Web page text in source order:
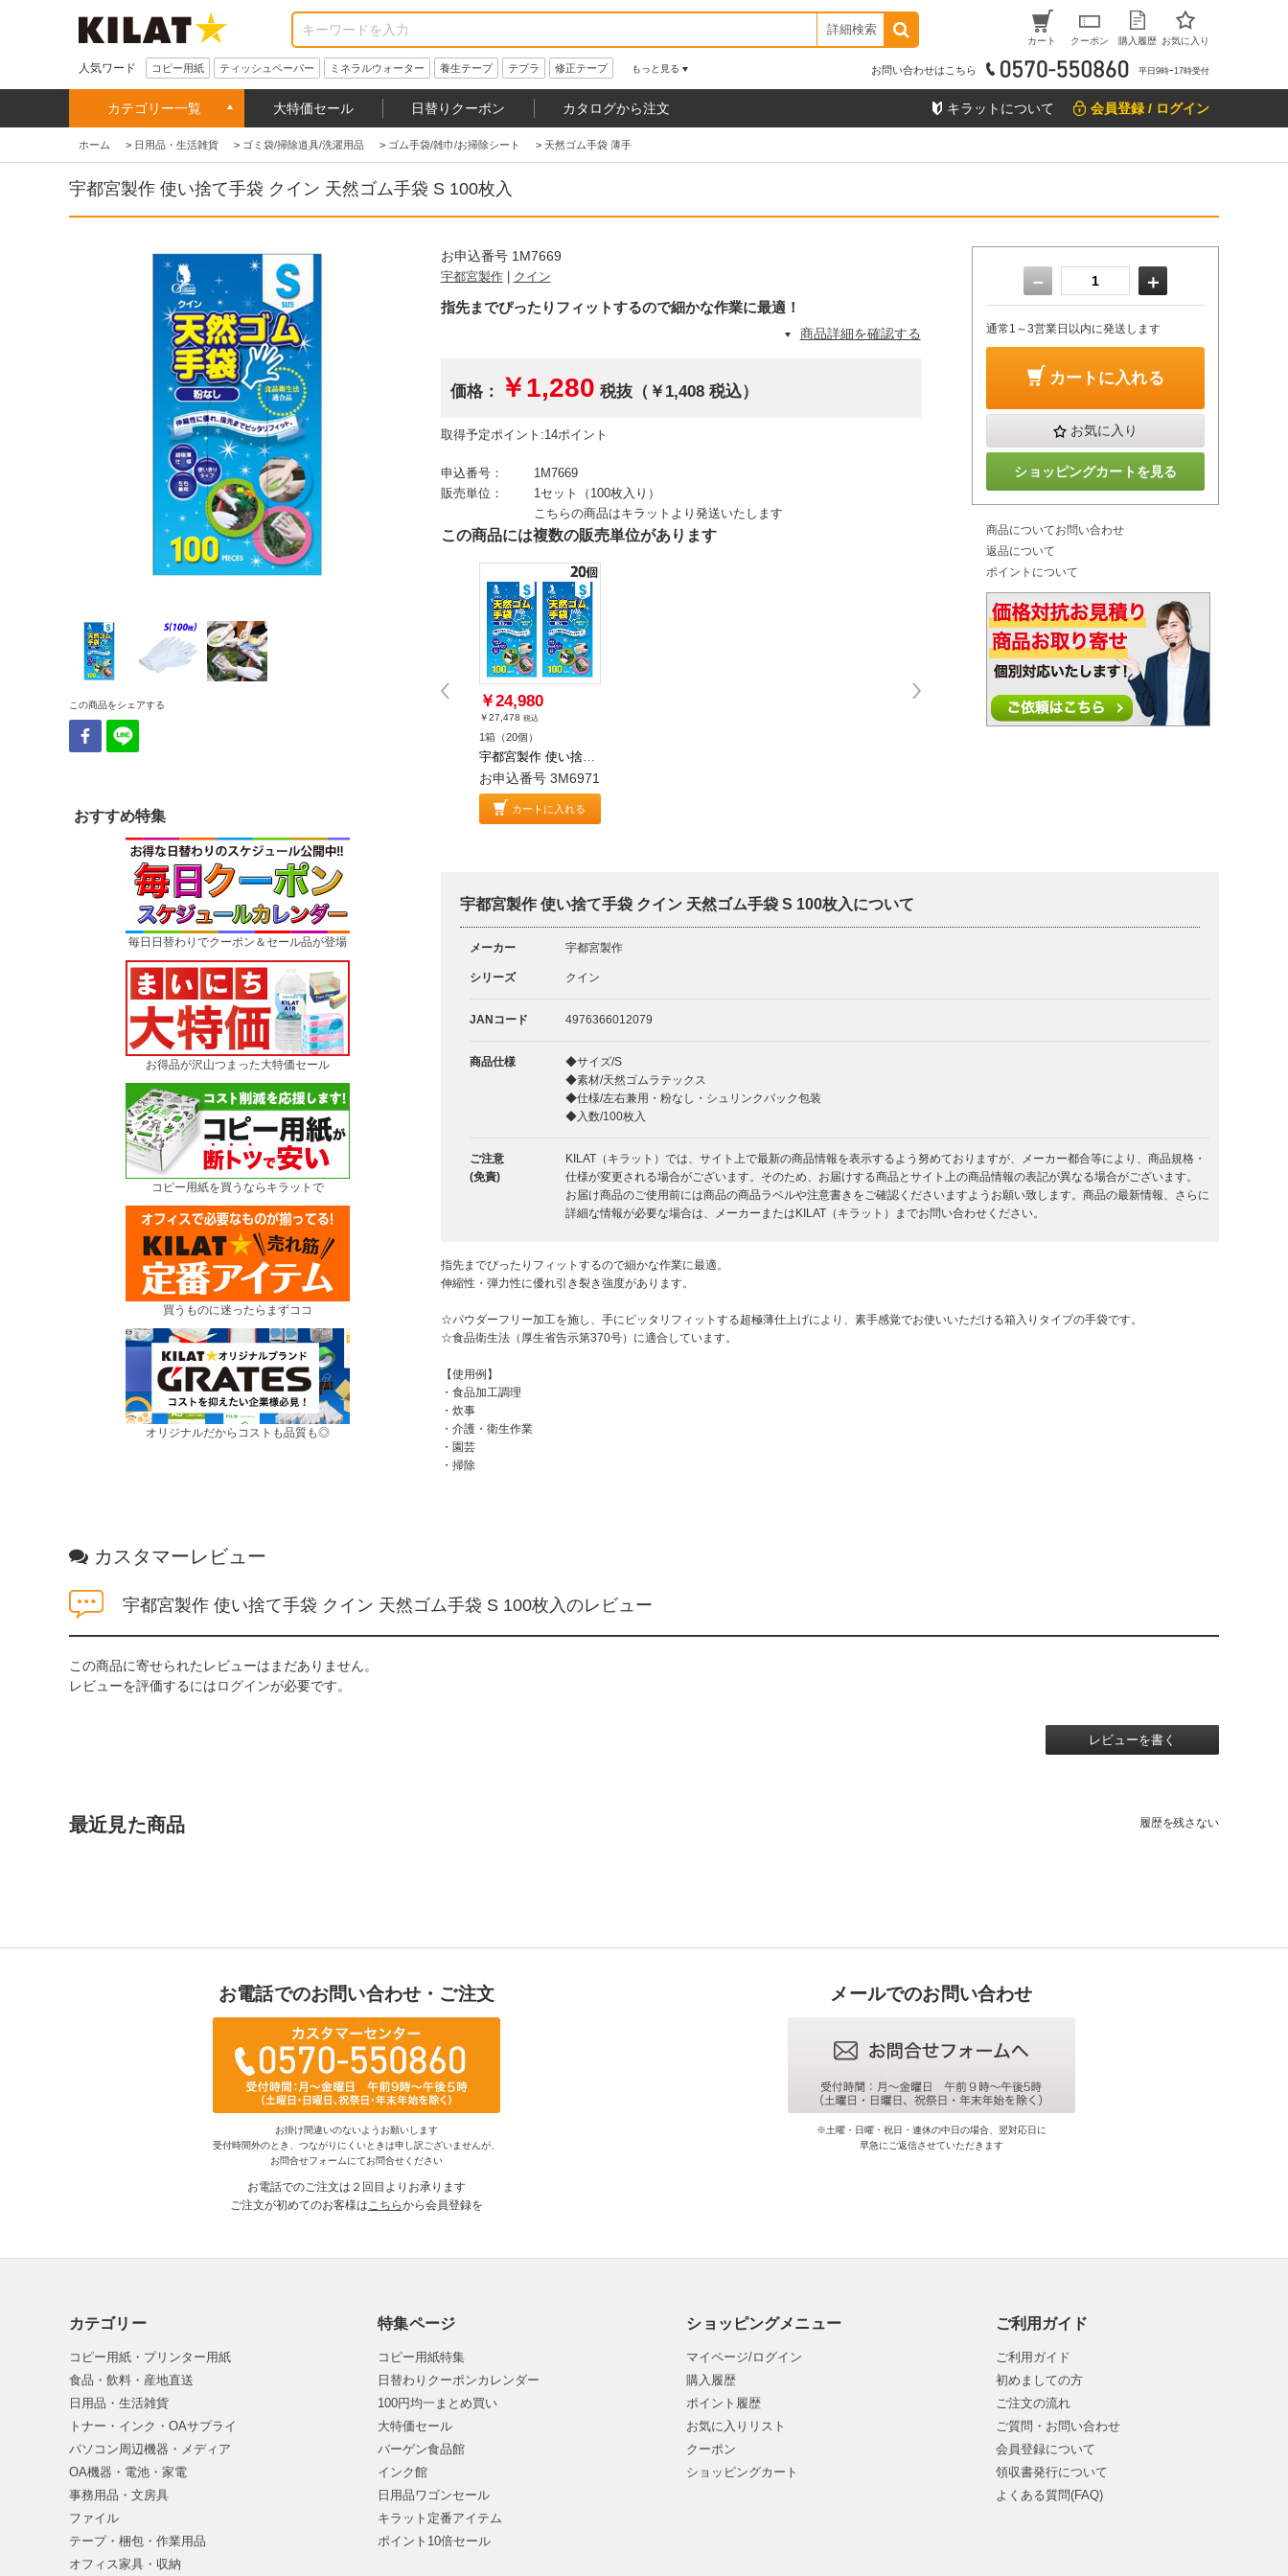
詳細検索
カート クーポン 購入履歴 お気に入り
人気ワード コピー用紙 ティッシュペーパー ミネラルウォーター 養生テープ テプラ 修正テープ もっと見る お問い合わせはこちら 平日9時ｰ17時受付
カテゴリー一覧 大特価セール 日替りクーポン カタログから注文 キラットについて 会員登録 / ログイン
ホーム > 日用品・生活雑貨 > ゴミ袋/掃除道具/洗濯用品 > ゴム手袋/雑巾/お掃除シート > 天然ゴム手袋 薄手
宇都宮製作 使い捨て手袋 クイン 天然ゴム手袋 S 100枚入
この商品をシェアする
おすすめ特集
毎日日替わりでクーポン＆セール品が登場
お得品が沢山つまった大特価セール
コピー用紙を買うならキラットで
買うものに迷ったらまずココ
オリジナルだからコストも品質も◎
お申込番号 1M7669
宇都宮製作| クイン
指先までぴったりフィットするので細かな作業に最適！
商品詳細を確認する
価格： ￥1,280 税抜（￥1,408 税込）
取得予定ポイント:14ポイント
申込番号：
1M7669
販売単位：
1セット（100枚入り）
こちらの商品はキラットより発送いたします
この商品には複数の販売単位があります
￥24,980
￥27,478 税込
1箱（20個）
宇都宮製作 使い捨て手袋 クイン 天然ゴム手袋 S 100枚入 20個
お申込番号 3M6971
カートに入れる
－ ＋
通常1～3営業日以内に発送します
カートに入れる
お気に入り
ショッピングカートを見る
商品についてお問い合わせ
返品について
ポイントについて
宇都宮製作 使い捨て手袋 クイン 天然ゴム手袋 S 100枚入について
メーカー 宇都宮製作
シリーズ クイン
JANコード 4976366012079
商品仕様
◆サイズ/S
◆素材/天然ゴムラテックス
◆仕様/左右兼用・粉なし・シュリンクパック包装
◆入数/100枚入
ご注意
(免責)
KILAT（キラット）では、サイト上で最新の商品情報を表示するよう努めておりますが、メーカー都合等により、商品規格・
仕様が変更される場合がございます。そのため、お届けする商品とサイト上の商品情報の表記が異なる場合がございます。
お届け商品のご使用前には商品の商品ラベルや注意書きをご確認くださいますようお願い致します。商品の最新情報、さらに
詳細な情報が必要な場合は、メーカーまたはKILAT（キラット）までお問い合わせください。
指先までぴったりフィットするので細かな作業に最適。
伸縮性・弾力性に優れ引き裂き強度があります。
☆パウダーフリー加工を施し、手にピッタリフィットする超極薄仕上げにより、素手感覚でお使いいただける箱入りタイプの手袋です。
☆食品衛生法（厚生省告示第370号）に適合 しています。
【使用例】
・食品加工調理
・炊事
・介護・衛生作業
・園芸
・掃除
カスタマーレビュー
宇都宮製作 使い捨て手袋 クイン 天然ゴム手袋 S 100枚入のレビュー
この商品に寄せられたレビューはまだありません。
レビューを評価するにはログインが必要です。
レビューを書く
最近見た商品 履歴を残さない
お電話でのお問い合わせ・ご注文
お掛け間違いのないようお願いします
受付時間外のとき、つながりにくいときは申し訳ございませんが、
お問合せフォームにてお問合せください
お電話でのご注文は２回目よりお承ります
ご注文が初めてのお客様はこちらから会員登録を
メールでのお問い合わせ
※土曜・日曜・祝日・連休の中日の場合、翌対応日に
早急にご返信させていただきます
カテゴリー
コピー用紙・プリンター用紙
食品・飲料・産地直送
日用品・生活雑貨
トナー・インク・OAサプライ
パソコン周辺機器・メディア
OA機器・電池・家電
事務用品・文房具
ファイル
テープ・梱包・作業用品
オフィス家具・収納
特集ページ
コピー用紙特集
日替わりクーポンカレンダー
100円均一まとめ買い
大特価セール
バーゲン食品館
インク館
日用品ワゴンセール
キラット定番アイテム
ポイント10倍セール
ショッピングメニュー
マイページ/ログイン
購入履歴
ポイント履歴
お気に入りリスト
クーポン
ショッピングカート
ご利用ガイド
ご利用ガイド
初めましての方
ご注文の流れ
ご質問・お問い合わせ
会員登録について
領収書発行について
よくある質問(FAQ)